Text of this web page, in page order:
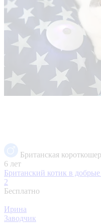
Британская
6 лет
Британский котик в
2
Бесплатно
Ирина
Заводчик